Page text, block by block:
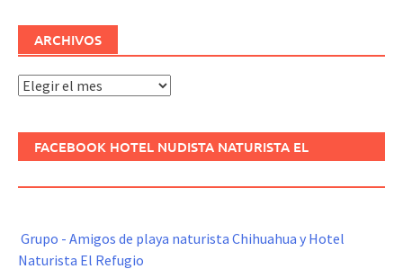
ARCHIVOS
Archivos
FACEBOOK HOTEL NUDISTA NATURISTA EL
Grupo - Amigos de playa naturista Chihuahua y Hotel
Naturista El Refugio